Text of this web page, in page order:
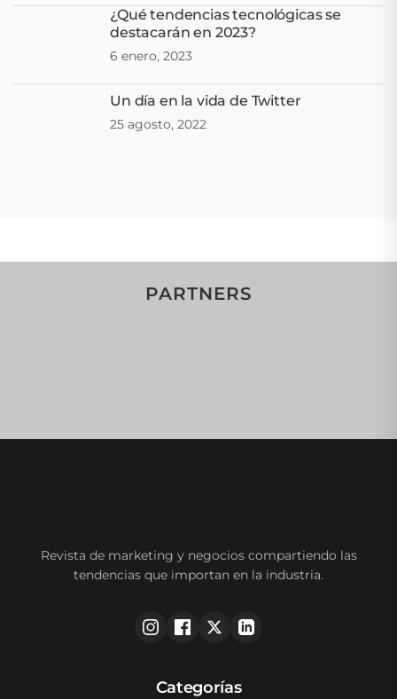
¿Qué tendencias tecnológicas se
destacarán en 2023?
6 enero, 2023
Un día en la vida de Twitter
25 agosto, 2022
PARTNERS
Revista de marketing y negocios compartiendo las
tendencias que importan en la industria.
Categorías